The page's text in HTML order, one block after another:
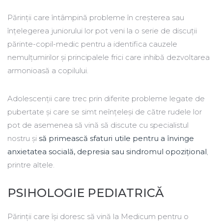
Părinții care întâmpină probleme în creșterea sau
înțelegerea juniorului lor pot veni la o serie de discuții
părinte-copil-medic pentru a identifica cauzele
nemulțumirilor și principalele frici care inhibă dezvoltarea
armonioasă a copilului.
Adolescenții care trec prin diferite probleme legate de
pubertate și care se simt neînțeleși de către rudele lor
pot de asemenea să vină să discute cu specialistul
nostru și să primească sfaturi utile pentru a învinge
anxietatea socială, depresia sau sindromul opozițional
printre altele.
PSIHOLOGIE PEDIATRICĂ
Părinții care își doresc să vină la Medicum pentru o